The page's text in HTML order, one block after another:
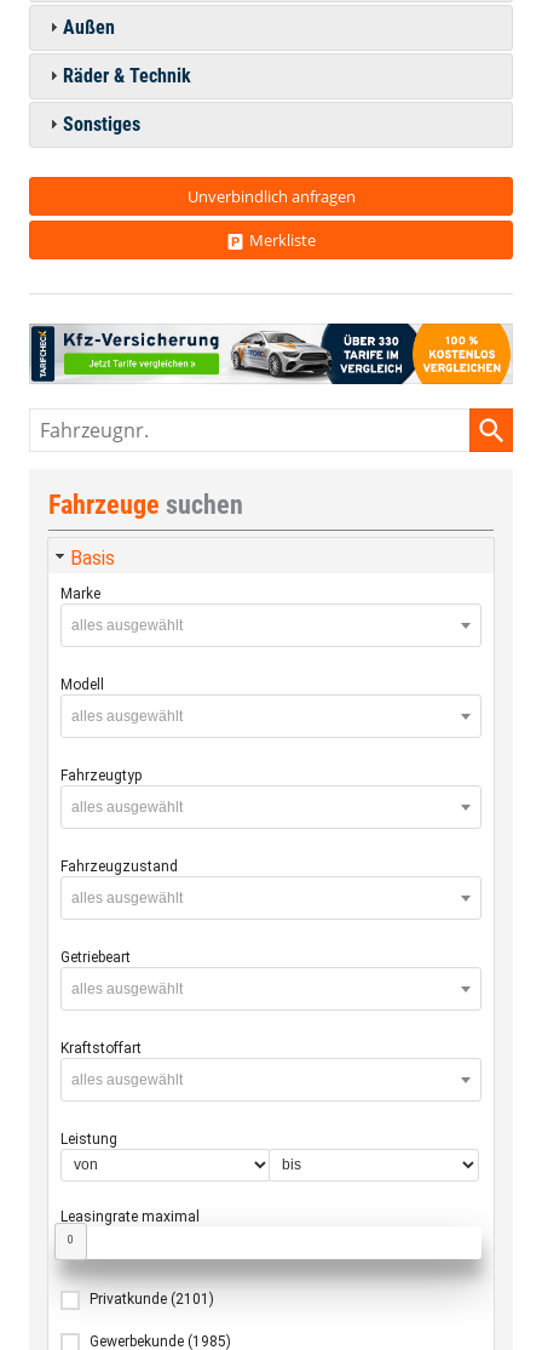
Außen
Räder & Technik
Sonstiges
Unverbindlich anfragen
Merkliste
Fahrzeugnr.
Fahrzeuge suchen
Basis
Marke
alles ausgewählt
Modell
alles ausgewählt
Fahrzeugtyp
alles ausgewählt
Fahrzeugzustand
alles ausgewählt
Getriebeart
alles ausgewählt
Kraftstoffart
alles ausgewählt
Leistung
Leasingrate maximal
0
Privatkunde (2101)
Gewerbekunde (1985)